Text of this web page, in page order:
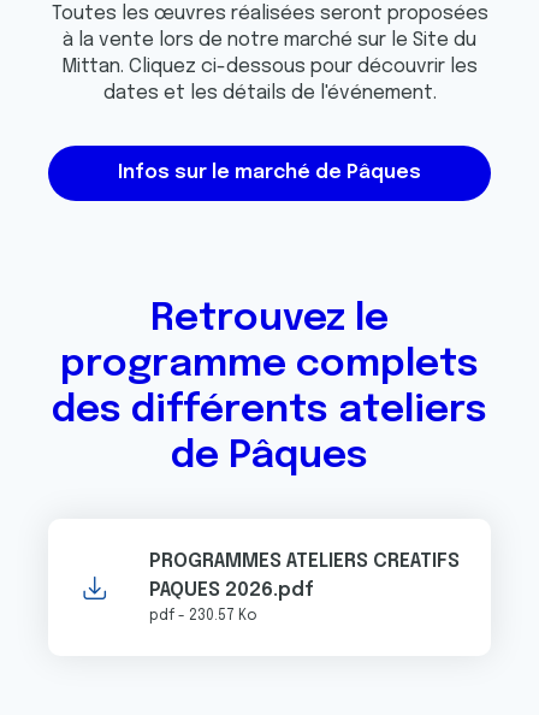
Toutes les œuvres réalisées seront proposées
à la vente lors de notre marché sur le Site du
Mittan. Cliquez ci-dessous pour découvrir les
dates et les détails de l'événement.
Infos sur le marché de Pâques
Retrouvez le
programme complets
des différents ateliers
de Pâques
PROGRAMMES ATELIERS CREATIFS
PAQUES 2026.pdf
pdf - 230.57 Ko